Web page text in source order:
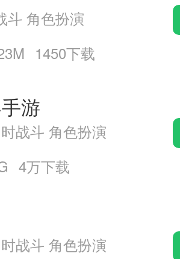
斗 角色扮演
1450下载
游
战斗 角色扮演
4万下载
战斗 角色扮演